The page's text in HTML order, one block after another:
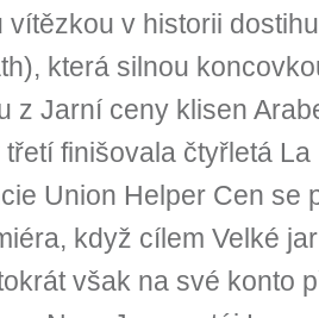
vítězkou v historii
která silnou
z Jarní ceny klisen
finišovala čtyřletá
Union Helper Cen se
když cílem Velké
však na své konto